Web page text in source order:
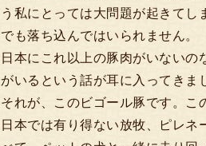
う私にとっては大問題が起きてし
でも落ち込んではいられません。
日本にこれ以上の豚肉がいない
がいるという話が耳に入ってきま
それが、このビゴール豚です。こ
日本では有り得ない放牧、ピレ